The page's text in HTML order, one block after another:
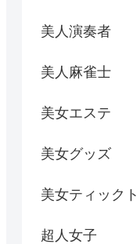
美人演奏者
美人麻雀士
美女エステ
美女グッズ
美女ティック
超人女子